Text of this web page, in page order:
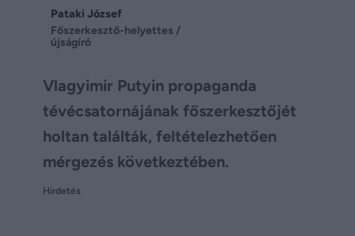
Pataki József
Főszerkesztő-helyettes /
újságíró
Vlagyimir Putyin propaganda
tévécsatornájának főszerkesztőjét
holtan találták, feltételezhetően
mérgezés következtében.
Hirdetés